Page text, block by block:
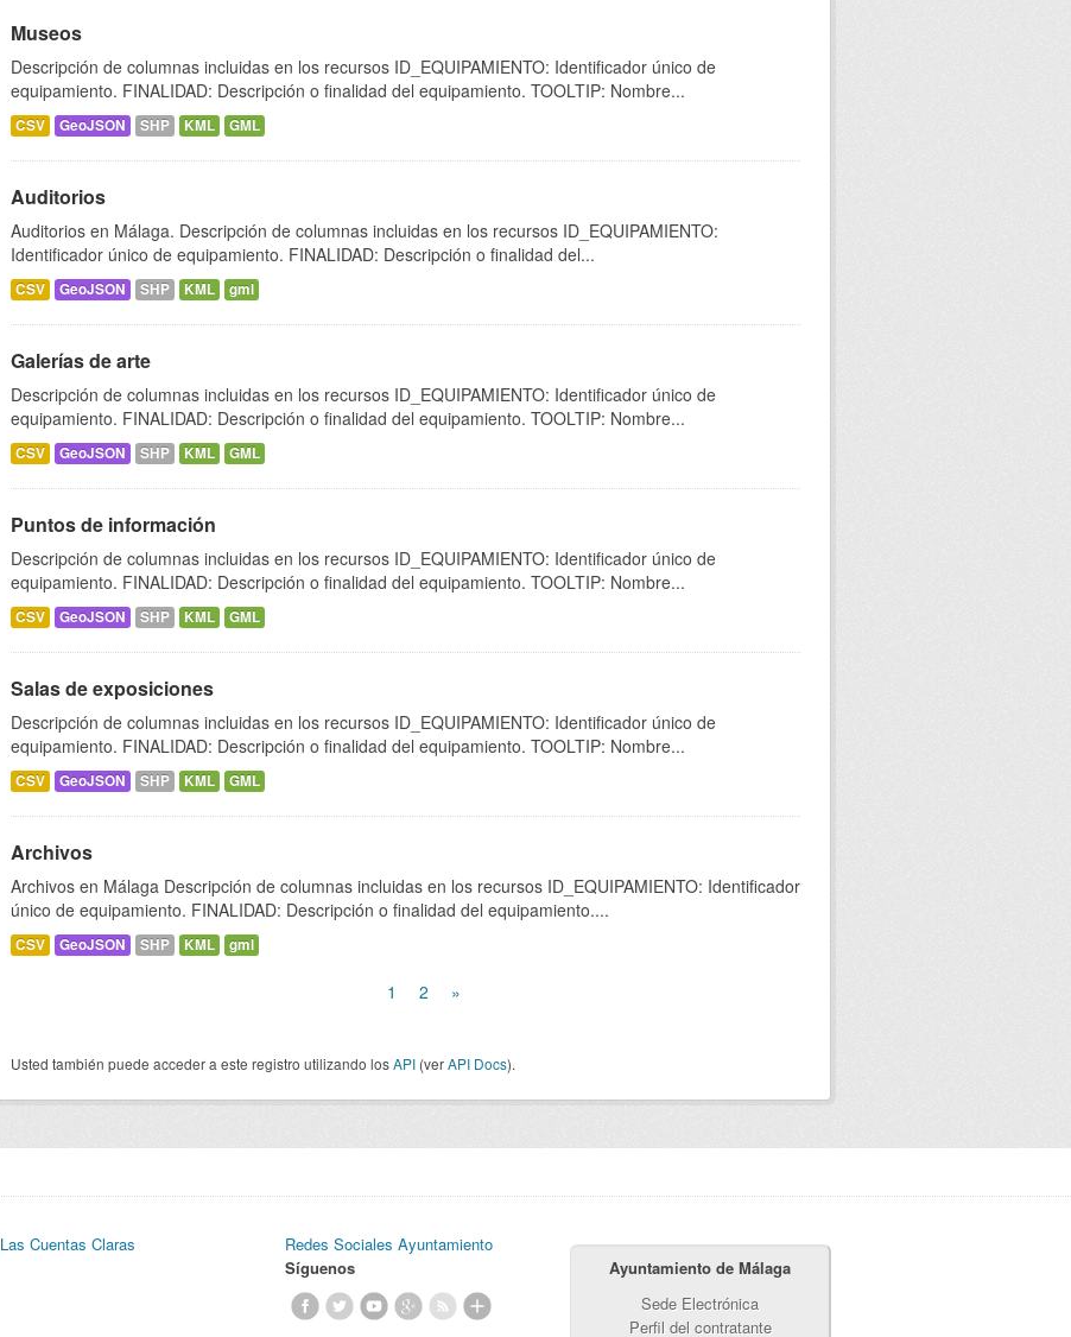
Museos
Descripción de columnas incluidas en los recursos ID_EQUIPAMIENTO: Identificador único de
equipamiento. FINALIDAD: Descripción o finalidad del equipamiento. TOOLTIP: Nombre...
CSV GeoJSON SHP KML GML
Auditorios
Auditorios en Málaga. Descripción de columnas incluidas en los recursos ID_EQUIPAMIENTO:
Identificador único de equipamiento. FINALIDAD: Descripción o finalidad del...
CSV GeoJSON SHP KML gml
Galerías de arte
Descripción de columnas incluidas en los recursos ID_EQUIPAMIENTO: Identificador único de
equipamiento. FINALIDAD: Descripción o finalidad del equipamiento. TOOLTIP: Nombre...
CSV GeoJSON SHP KML GML
Puntos de información
Descripción de columnas incluidas en los recursos ID_EQUIPAMIENTO: Identificador único de
equipamiento. FINALIDAD: Descripción o finalidad del equipamiento. TOOLTIP: Nombre...
CSV GeoJSON SHP KML GML
Salas de exposiciones
Descripción de columnas incluidas en los recursos ID_EQUIPAMIENTO: Identificador único de
equipamiento. FINALIDAD: Descripción o finalidad del equipamiento. TOOLTIP: Nombre...
CSV GeoJSON SHP KML GML
Archivos
Archivos en Málaga Descripción de columnas incluidas en los recursos ID_EQUIPAMIENTO: Identificador
único de equipamiento. FINALIDAD: Descripción o finalidad del equipamiento....
CSV GeoJSON SHP KML gml
1 2 »
Usted también puede acceder a este registro utilizando losAPI (verAPI Docs).
Las Cuentas Claras
Redes Sociales Ayuntamiento
Síguenos
Ayuntamiento de Málaga
Sede Electrónica
Perfil del contratante